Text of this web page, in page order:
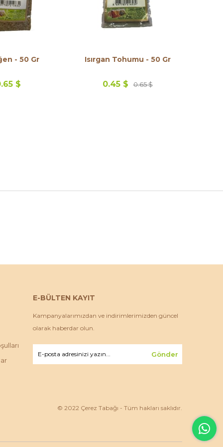
- 50 Gr
$
Isırgan Tohumu - 50 Gr
0.45 $ 0.65 $
E-BÜLTEN KAYIT
Kampanyalarımızdan ve indirimlerimizden güncel
olarak haberdar olun.
Gönder
© 2022 Çerez Tabağı - Tüm hakları saklıdır.